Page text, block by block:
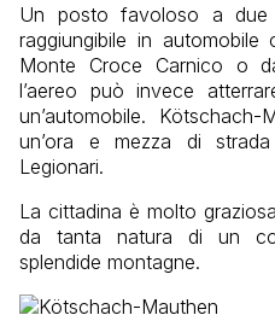
Un posto favoloso a due
raggiungibile in
Monte Croce Carnico o
l’aereo può invece
un’automobile. Kötschach-
un’ora e mezza di
Legionari.
La cittadina è molto
da tanta natura di un
splendide montagne.